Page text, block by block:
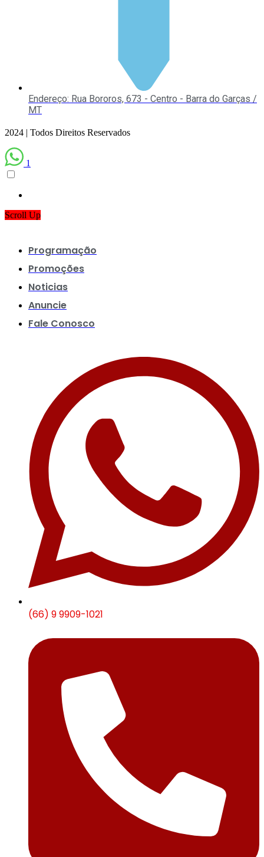
Endereço: Rua Bororos, 673 - Centro - Barra do Garças /
MT
2024 | Todos Direitos Reservados
1
Scroll Up
Programação
Promoções
Noticias
Anuncie
Fale Conosco
(66) 9 9909-1021